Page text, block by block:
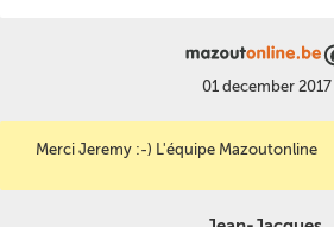
01 december 2017
Merci Jeremy :-) L'équipe Mazoutonline